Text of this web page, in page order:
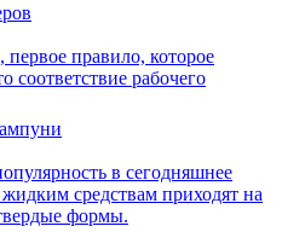
правило, которое
соответствие рабочего
в сегодняшнее
средствам приходят на
формы.